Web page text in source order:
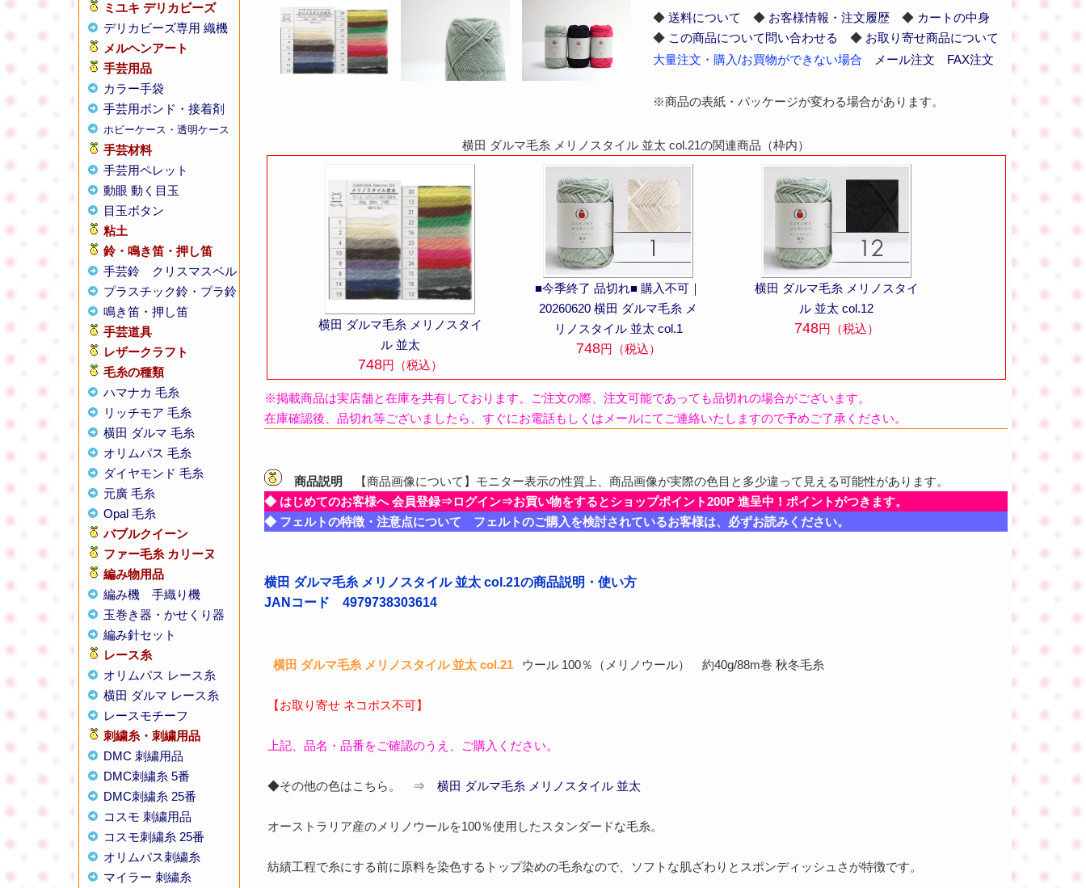
ミユキ デリカビーズ
デリカビーズ専用 織機
メルヘンアート
手芸用品
カラー手袋
手芸用ボンド・接着剤
ホビーケース・透明ケース
手芸材料
手芸用ペレット
動眼 動く目玉
目玉ボタン
粘土
鈴・鳴き笛・押し笛
手芸鈴
クリスマスベル
プラスチック鈴・プラ鈴
鳴き笛・押し笛
手芸道具
レザークラフト
毛糸の種類
ハマナカ 毛糸
リッチモア 毛糸
横田 ダルマ 毛糸
オリムパス 毛糸
ダイヤモンド 毛糸
元廣 毛糸
Opal 毛糸
バブルクイーン
ファー毛糸 カリーヌ
編み物用品
編み機
手織り機
玉巻き器・かせくり器
編み針セット
レース糸
オリムパス レース糸
横田 ダルマ レース糸
レースモチーフ
刺繍糸・刺繍用品
DMC 刺繍用品
DMC刺繍糸 5番
DMC刺繍糸 25番
コスモ 刺繍用品
コスモ刺繍糸 25番
オリムパス刺繍糸
マイラー 刺繍糸
◆ 送料について ◆ お客様情報・注文履歴◆ カートの中身
◆ この商品について問い合わせる ◆ お取り寄せ商品について
大量注文・購入/お買物ができない場合
メール注文 FAX注文
※商品の表紙・パッケージが変わる場合があります。
横田 ダルマ毛糸 メリノスタイル 並太 col.21の関連商品（枠内）
横田 ダルマ毛糸 メリノスタイ
ル 並太
748円（税込）
■今季終了 品切れ■ 購入不可｜
20260620 横田 ダルマ毛糸 メ
リノスタイル 並太 col.1
748円（税込）
横田 ダルマ毛糸 メリノスタイ
ル 並太 col.12
748円（税込）
※掲載商品は実店舗と在庫を共有しております。ご注文の際、注文可能であっても品切れの場合がございます。
在庫確認後、品切れ等ございましたら、すぐにお電話もしくはメールにてご連絡いたしますので予めご了承ください。
商品説明
【商品画像について】モニター表示の性質上、商品画像が実際の色目と多少違って見える可能性があります。
◆ はじめてのお客様へ 会員登録⇒ログイン⇒お買い物をするとショップポイント200P 進呈中！ポイントがつきます。
◆ フェルトの特徴・注意点について フェルトのご購入を検討されているお客様は、必ずお読みください。
横田 ダルマ毛糸 メリノスタイル 並太 col.21の商品説明・使い方
JANコード 4979738303614
横田 ダルマ毛糸 メリノスタイル 並太 col.21 ウール 100％（メリノウール） 約40g/88m巻 秋冬毛糸
【お取り寄せ ネコポス不可】
上記、品名・品番をご確認のうえ、ご購入ください。
◆その他の色はこちら。 ⇒ 横田 ダルマ毛糸 メリノスタイル 並太
オーストラリア産のメリノウールを100％使用したスタンダードな毛糸。
紡績工程で糸にする前に原料を染色するトップ染めの毛糸なので、ソフトな肌ざわりとスポンディッシュさが特徴です。